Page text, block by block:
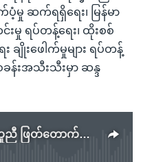
ပံ့မှု ဆက်ရရှိရေး၊ မြန်မာ
မှု ရပ်တန့်ရေး၊ ထိုးစစ်
ျိုးဖေါက်မှုများ ရပ်တန့်
န်းအသီးသီးမှာ ဆန္ဒ
ထိုင်းနယ်စပ် ရှမ်းဒုက္ခသည် အကူညီ ဖြတ်တောက်မည်